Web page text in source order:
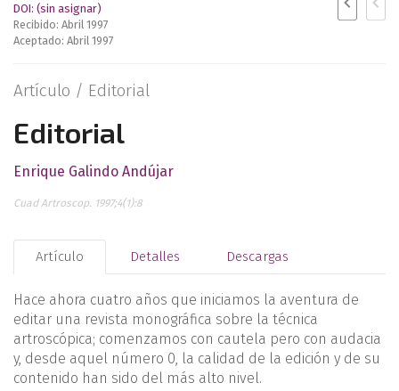
DOI: (sin asignar)
Recibido: Abril 1997
Aceptado: Abril 1997
Artículo / Editorial
Editorial
Enrique Galindo Andújar
Cuad Artroscop. 1997;4(1):8
Artículo Detalles Descargas
Hace ahora cuatro años que iniciamos la aventura de
editar una revista monográfica sobre la técnica
artroscópica; co­menzamos con cautela pero con audacia
y, desde aquel número 0, la calidad de la edición y de su
contenido han sido del más alto nivel.